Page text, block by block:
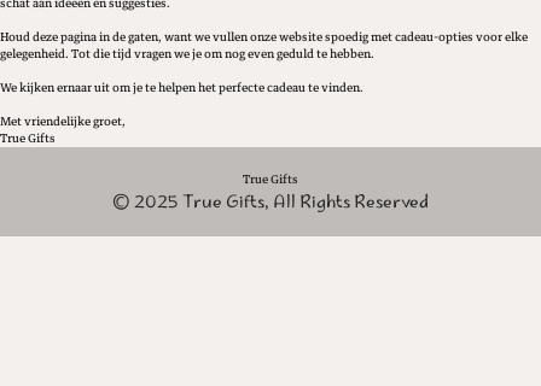
Houd deze pagina in de gaten, want we vullen onze website spoedig met cadeau-opties voor elke
gelegenheid. Tot die tijd vragen we je om nog even geduld te hebben.
We kijken ernaar uit om je te helpen het perfecte cadeau te vinden.
Met vriendelijke groet,
True Gifts
True Gifts
© 2025 True Gifts, All Rights Reserved